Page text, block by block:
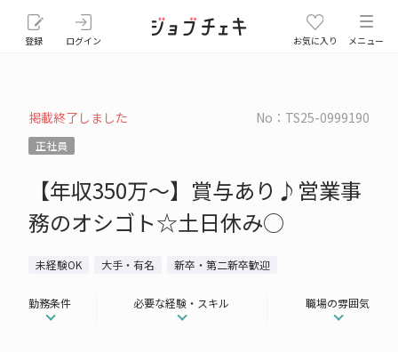
登録 ログイン お気に入り メニュー
掲載終了しました No：TS25-0999190
正社員
【年収350万～】賞与あり♪営業事
務のオシゴト☆土日休み○
未経験OK 大手・有名 新卒・第二新卒歓迎
勤務条件 必要な経験・スキル 職場の雰囲気